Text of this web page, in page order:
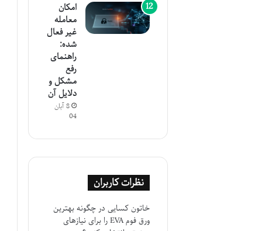
امکان
معامله
غیر فعال
شده:
راهنمای
رفع
مشکل و
دلایل آن
8 آبان
04
نظرات کاربران
خاتون کسایی درچگونه بهترین
ورق فوم EVA را برای نیازهای